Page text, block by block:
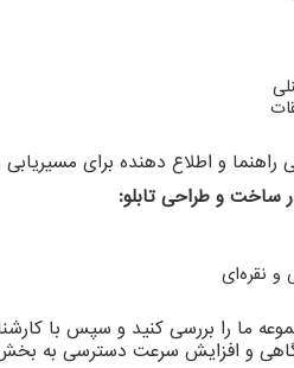
راهنما و اطلاع دهنده برای
ساخت و طراحی تابلو:
و نقره‌ای
ما را بررسی کنید و سپس با
و افزایش سرعت دسترسی به بخش